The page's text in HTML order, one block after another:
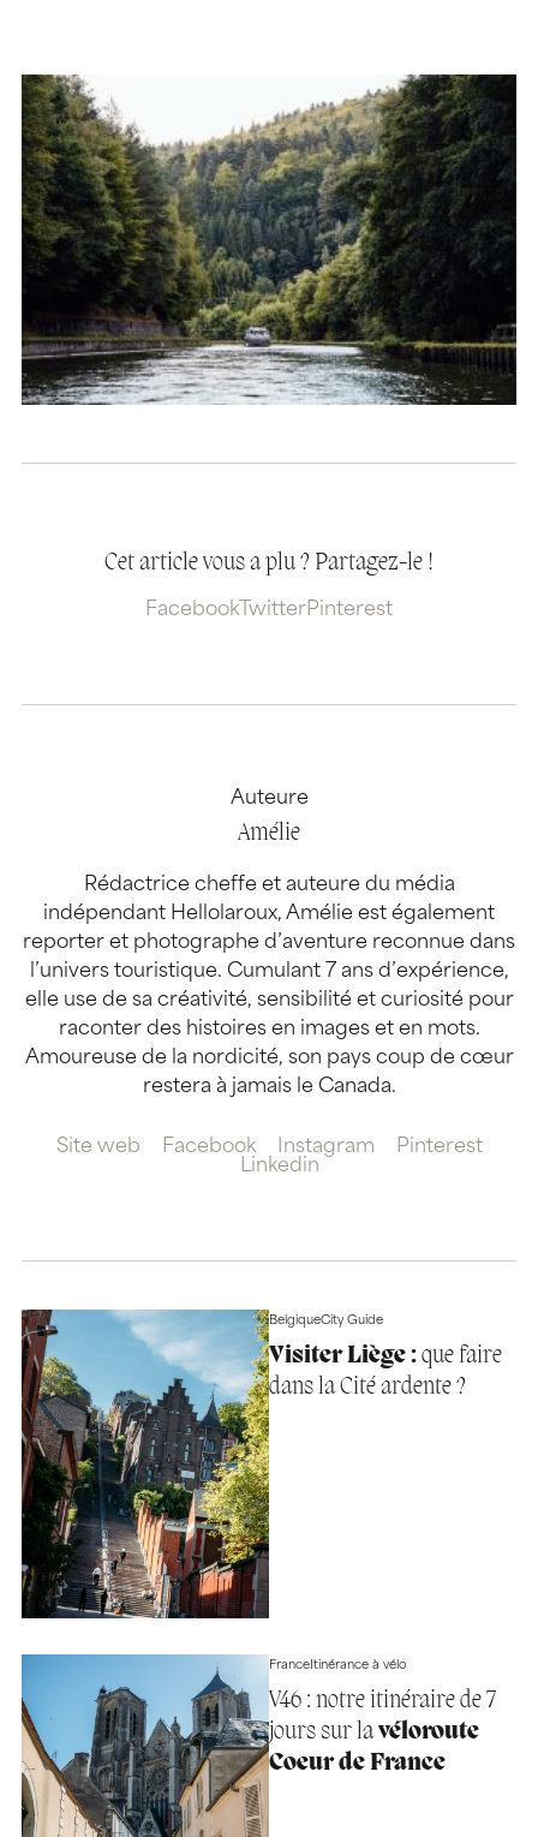
Cet article vous a plu ? Partagez-le !
Facebook TwitterPinterest
Auteure
Amélie
Rédactrice cheffe et auteure du média
indépendant Hellolaroux, Amélie est également
reporter et photographe d’aventure reconnue dans
l’univers touristique. Cumulant 7 ans d’expérience,
elle use de sa créativité, sensibilité et curiosité pour
raconter des histoires en images et en mots.
Amoureuse de la nordicité, son pays coup de cœur
restera à jamais le Canada.
Site web Facebook Instagram
Pinterest
Linkedin
BelgiqueCity Guide
Visiter Liège :que faire
dans la Cité ardente ?
FranceItinérance à vélo
V46 : notre itinéraire de 7
jours sur lavéloroute
Coeur de France